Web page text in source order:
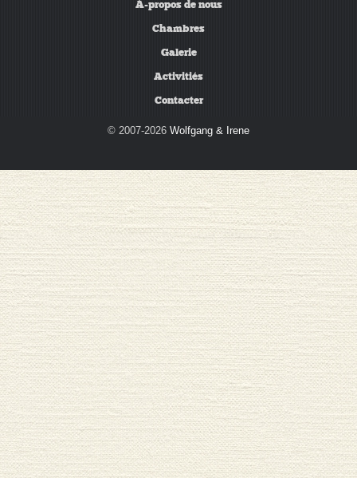
À-propos de nous
Chambres
Galerie
Activitiés
Contacter
© 2007-2026 Wolfgang & Irene